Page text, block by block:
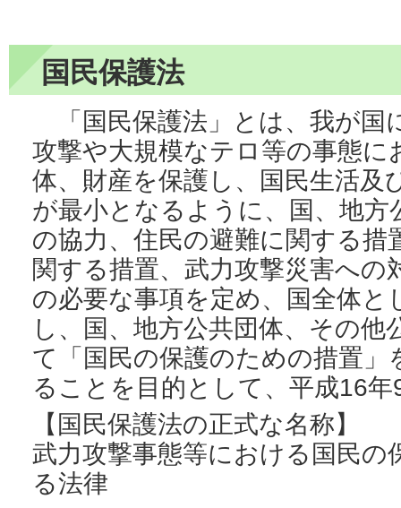
国民保護法
「国民保護法」とは、我が国
攻撃や大規模なテロ等の事態に
体、財産を保護し、国民生活及
が最小となるように、国、地方
の協力、住民の避難に関する措
関する措置、武力攻撃災害への
の必要な事項を定め、国全体と
し、国、地方公共団体、その他
て「国民の保護のための措置」
ることを目的として、平成16
【国民保護法の正式な名称】
武力攻撃事態等における国民の
る法律